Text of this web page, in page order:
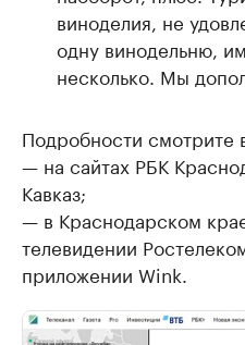
виноделия, не
одну винодельню,
несколько. Мы
Подробности смотрите
— на сайтах РБК
Кавказ;
— в Краснодарском
телевидении
приложении Wink.